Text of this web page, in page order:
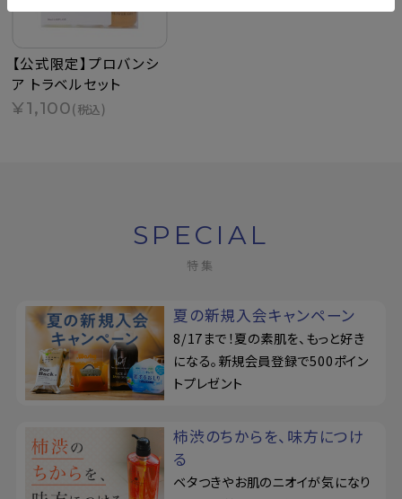
【公式限定】プロバンシ
ア トラベルセット
¥1,100(税込)
SPECIAL
特集
夏の新規入会キャンペーン
8/17まで！夏の素肌を、もっと好き
になる。新規会員登録で500ポイン
トプレゼント
柿渋のちからを、味方につけ
る
ベタつきやお肌のニオイが気になり